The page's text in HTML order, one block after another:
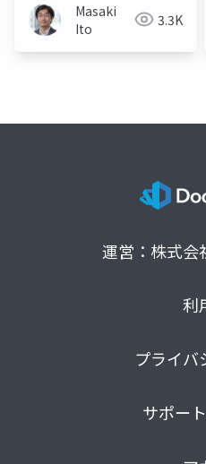
Masaki
Ito
3.3K
運営：株式会
利
プライバ
サポー